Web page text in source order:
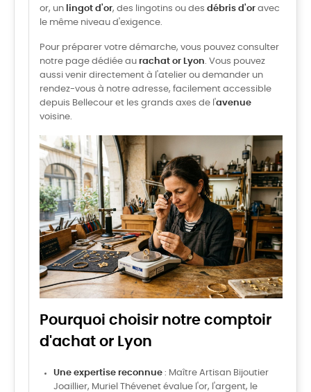
or, un lingot d'or, des lingotins ou des débris d'or avec
le même niveau d'exigence.
Pour préparer votre démarche, vous pouvez consulter
notre page dédiée au rachat or Lyon. Vous pouvez
aussi venir directement à l'atelier ou demander un
rendez-vous à notre adresse, facilement accessible
depuis Bellecour et les grands axes de l'avenue
voisine.
Pourquoi choisir notre comptoir
d'achat or Lyon
Une expertise reconnue : Maître Artisan Bijoutier
Joaillier, Muriel Thévenet évalue l'or, l'argent, le